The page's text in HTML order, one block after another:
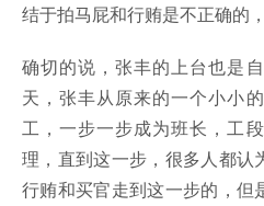
结于拍马屁和行贿是不正确的
确切的说，张丰的上台也是
天，张丰从原来的一个小小
工，一步一步成为班长，工
理，直到这一步，很多人都认
行贿和买官走到这一步的，但